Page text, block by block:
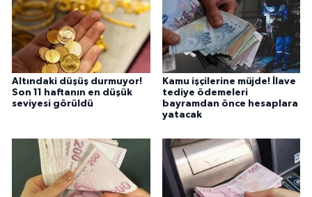
Altındaki düşüş durmuyor!
Son 11 haftanın en düşük
seviyesi görüldü
Kamu işçilerine müjde! İlave
tediye ödemeleri
bayramdan önce hesaplara
yatacak